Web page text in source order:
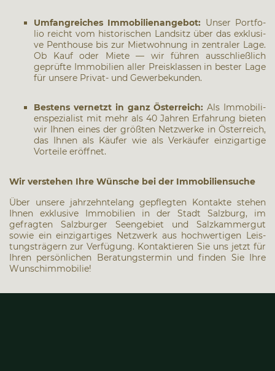
Umfang­rei­ches Immo­bi­li­en­an­ge­bot: Unser Port­fo­
lio reicht vom his­to­ri­schen Land­sitz über das exklu­si­
ve Pent­house bis zur Miet­woh­nung in zen­tra­ler Lage.
Ob Kauf oder Mie­te — wir füh­ren aus­schließ­lich
geprüf­te Immo­bi­li­en aller Preis­klas­sen in bes­ter Lage
für unse­re Pri­vat- und Gewer­be­kun­den.
Bes­tens ver­netzt in ganz Öster­reich:Als Immo­bi­li­
en­spe­zia­list mit mehr als 40 Jah­ren Erfah­rung bie­ten
wir Ihnen eines der größ­ten Netz­wer­ke in Öster­reich,
das Ihnen als Käu­fer wie als Ver­käu­fer ein­zig­ar­ti­ge
Vor­tei­le eröff­net.
Wir ver­ste­hen Ihre Wün­sche bei der Immo­bi­li­en­su­che
Über unse­re jahr­zehn­te­lang gepfleg­ten Kon­tak­te ste­hen
Ihnen exklu­si­ve Immo­bi­li­en in der Stadt Salz­burg, im
gefrag­ten Salz­bur­ger Seen­ge­biet und Salz­kam­mer­gut
sowie ein ein­zig­ar­ti­ges Netz­werk aus hoch­wer­ti­gen Leis­
tungs­trä­gern zur Ver­fü­gung. Kon­tak­tie­ren Sie uns jetzt für
Ihren per­sön­li­chen Bera­tungs­ter­min und fin­den Sie Ihre
Wunschim­mo­bi­lie!